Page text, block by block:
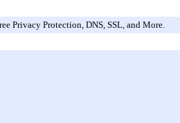
Privacy Protection, DNS, SSL, and More.